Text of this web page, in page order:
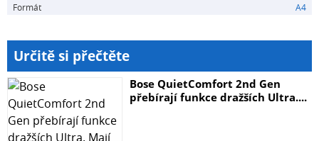
Formát A4
Určitě si přečtěte
Bose QuietComfort 2nd Gen
přebírají funkce dražších Ultra....